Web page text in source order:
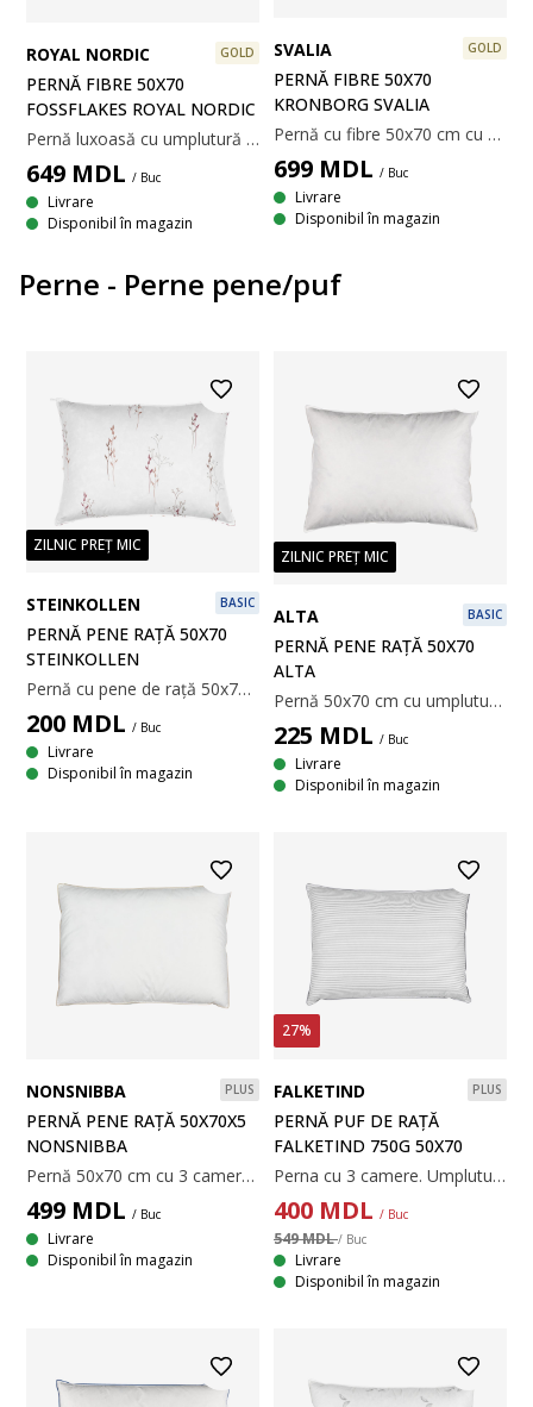
ROYAL NORDIC GOLD
PERNĂ FIBRE 50X70
FOSSFLAKES ROYAL NORDIC
Pernă luxoasă cu umplutură aerisită din 70% Fossflakes/30% bile din fibră siliconizată, 700 g. Această combinație face ca perna să își păstreze volumul și să se usuce rapid după spălare. Țesătură moale din 100% bumbac cambric. Temperatură spălare: 60°C. 50x70 cm
649 MDL / Buc
Livrare
Disponibil în magazin
SVALIA GOLD
PERNĂ FIBRE 50X70
KRONBORG SVALIA
Pernă cu fibre 50x70 cm cu umplutură unică, asemănătoare pufului, din puf de fibră siliconizată, 900 g. Puful de fibră moale și ușor își păstrează volumul și este ușor de aranjat la loc. Husă din 100% bumbac cu țesătură jacard. Temperatură spălare: 60°C. Incl. pungă pentru depozitare.
699 MDL / Buc
Livrare
Disponibil în magazin
Perne - Perne pene/puf
ZILNIC PREȚ MIC
STEINKOLLEN BASIC
PERNĂ PENE RAȚĂ 50X70
STEINKOLLEN
Pernă cu pene de rață 50x70 cm cu umplutură cu 100% pene de rață, 1050 g. Țesătură moale din 100% microfibră de poliester. Calitatea umpluturii 125. Temperatură spălare: 40°C.
200 MDL / Buc
Livrare
Disponibil în magazin
ZILNIC PREȚ MIC
ALTA BASIC
PERNĂ PENE RAȚĂ 50X70
ALTA
Pernă 50x70 cm cu umplutură din 90% pene albe de rață/10% puf de rață, 750 g. Țesătură din 100% bumbac. Calitatea umpluturii 200. Temperatură spălare 60°C.
225 MDL / Buc
Livrare
Disponibil în magazin
NONSNIBBA PLUS
PERNĂ PENE RAȚĂ 50X70X5
NONSNIBBA
Pernă 50x70 cm cu 3 camere și design cu margini sub formă de cutie, permițând pernei să-și păstreze forma și să ofere un sprijin uniform. Umplutură cu 100% fibră de poliester în camerele exterioare și 100% pene de rață în camera interioară, 1220 g. Țesătură din 100% bumbac. Temperatură spălare: 60°C.
499 MDL / Buc
Livrare
Disponibil în magazin
27%
FALKETIND PLUS
PERNĂ PUF DE RAȚĂ
FALKETIND 750G 50X70
Perna cu 3 camere. Umplutură cu 50% puf de rață/50% pene de rață în camerele exterioare și 100% pene de rață în camera interioară, 750 g. Țesătură din 100% bumbac. Calitatea umpluturii 350. Temperatură spălare: 60°C. 50x70 cm
400 MDL / Buc
549 MDL/ Buc
Livrare
Disponibil în magazin